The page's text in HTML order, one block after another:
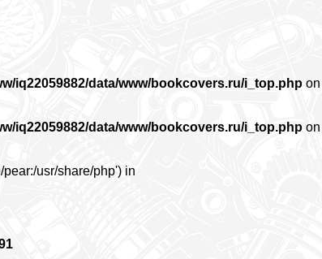
iq22059882/data/www/bookcovers.ru/i_top.php on
iq22059882/data/www/bookcovers.ru/i_top.php on
usr/share/php') in